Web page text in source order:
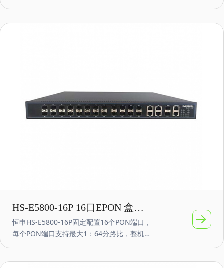
HS-E5800-16P 16口EPON 盒式
小型OLT 10G万兆上联
恒申HS-E5800-16P固定配置16个PON端口，
每个PON端口支持最大1：64分路比，整机最